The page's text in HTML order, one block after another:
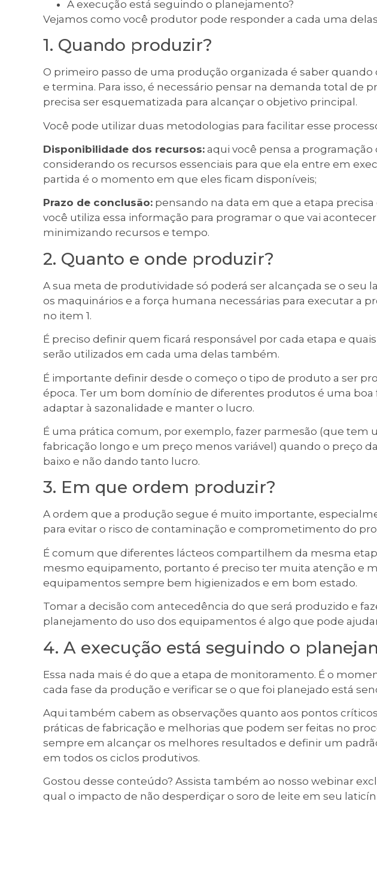
A execução está seguindo o planejamento?
Vejamos como você produtor pode responder a cada uma
1. Quando produzir?
O primeiro passo de uma produção organizada é saber quando
e termina. Para isso, é necessário pensar na demanda total de
precisa ser esquematizada para alcançar o objetivo principal.
Você pode utilizar duas metodologias para facilitar esse
Disponibilidade dos recursos: aqui você pensa a programação
considerando os recursos essenciais para que ela entre em
partida é o momento em que eles ficam disponíveis;
Prazo de conclusão: pensando na data em que a etapa
você utiliza essa informação para programar o que vai
minimizando recursos e tempo.
2. Quanto e onde produzir?
A sua meta de produtividade só poderá ser alcançada se o seu
os maquinários e a força humana necessárias para executar a
no item 1.
É preciso definir quem ficará responsável por cada etapa e
serão utilizados em cada uma delas também.
É importante definir desde o começo o tipo de produto a ser
época. Ter um bom domínio de diferentes produtos é uma boa
adaptar à sazonalidade e manter o lucro.
É uma prática comum, por exemplo, fazer parmesão (que tem
fabricação longo e um preço menos variável) quando o preço
baixo e não dando tanto lucro.
3. Em que ordem produzir?
A ordem que a produção segue é muito importante,
para evitar o risco de contaminação e comprometimento do
É comum que diferentes lácteos compartilhem da mesma
mesmo equipamento, portanto é preciso ter muita atenção e
equipamentos sempre bem higienizados e em bom estado.
Tomar a decisão com antecedência do que será produzido e
planejamento do uso dos equipamentos é algo que pode
4. A execução está seguindo o
Essa nada mais é do que a etapa de monitoramento. É o
cada fase da produção e verificar se o que foi planejado está
Aqui também cabem as observações quanto aos pontos
práticas de fabricação e melhorias que podem ser feitas no
sempre em alcançar os melhores resultados e definir um
em todos os ciclos produtivos.
Gostou desse conteúdo? Assista também ao nosso webinar
qual o impacto de não desperdiçar o soro de leite em seu